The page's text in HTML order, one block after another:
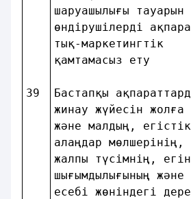
39
шаруашылығы
өндiрушiлердi
тық-
қамтамасыз
Бастапқы
жинау жүйесiн жолға
және малдың,
алаңдар
жалпы түсiмнiң,
шығымдылығының
есебi жөніндегі